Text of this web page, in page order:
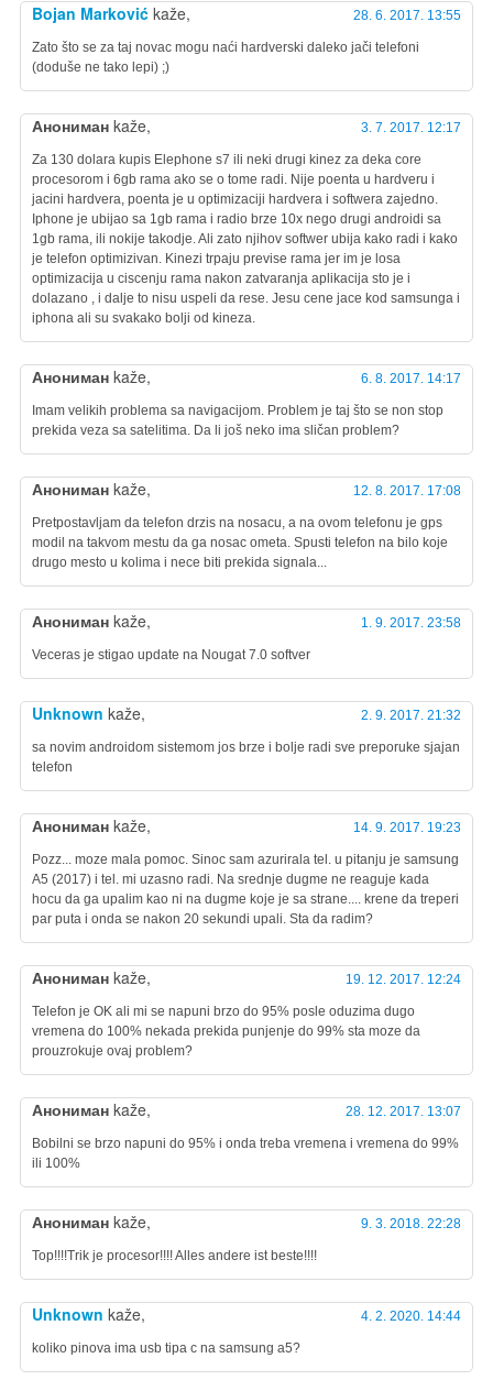
Bojan Marković kaže, 28. 6. 2017. 13:55
Zato što se za taj novac mogu naći hardverski daleko jači telefoni
(doduše ne tako lepi) ;)
Анониман kaže, 3. 7. 2017. 12:17
Za 130 dolara kupis Elephone s7 ili neki drugi kinez za deka core
procesorom i 6gb rama ako se o tome radi. Nije poenta u hardveru i
jacini hardvera, poenta je u optimizaciji hardvera i softwera zajedno.
Iphone je ubijao sa 1gb rama i radio brze 10x nego drugi androidi sa
1gb rama, ili nokije takodje. Ali zato njihov softwer ubija kako radi i kako
je telefon optimizivan. Kinezi trpaju previse rama jer im je losa
optimizacija u ciscenju rama nakon zatvaranja aplikacija sto je i
dolazano , i dalje to nisu uspeli da rese. Jesu cene jace kod samsunga i
iphona ali su svakako bolji od kineza.
Анониман kaže, 6. 8. 2017. 14:17
Imam velikih problema sa navigacijom. Problem je taj što se non stop
prekida veza sa satelitima. Da li još neko ima sličan problem?
Анониман kaže, 12. 8. 2017. 17:08
Pretpostavljam da telefon drzis na nosacu, a na ovom telefonu je gps
modil na takvom mestu da ga nosac ometa. Spusti telefon na bilo koje
drugo mesto u kolima i nece biti prekida signala...
Анониман kaže, 1. 9. 2017. 23:58
Veceras je stigao update na Nougat 7.0 softver
Unknown kaže, 2. 9. 2017. 21:32
sa novim androidom sistemom jos brze i bolje radi sve preporuke sjajan
telefon
Анониман kaže, 14. 9. 2017. 19:23
Pozz... moze mala pomoc. Sinoc sam azurirala tel. u pitanju je samsung
A5 (2017) i tel. mi uzasno radi. Na srednje dugme ne reaguje kada
hocu da ga upalim kao ni na dugme koje je sa strane.... krene da treperi
par puta i onda se nakon 20 sekundi upali. Sta da radim?
Анониман kaže, 19. 12. 2017. 12:24
Telefon je OK ali mi se napuni brzo do 95% posle oduzima dugo
vremena do 100% nekada prekida punjenje do 99% sta moze da
prouzrokuje ovaj problem?
Анониман kaže, 28. 12. 2017. 13:07
Bobilni se brzo napuni do 95% i onda treba vremena i vremena do 99%
ili 100%
Анониман kaže, 9. 3. 2018. 22:28
Top!!!!Trik je procesor!!!! Alles andere ist beste!!!!
Unknown kaže, 4. 2. 2020. 14:44
koliko pinova ima usb tipa c na samsung a5?